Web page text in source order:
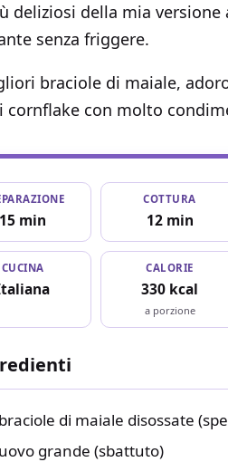
deliziosi della mia
senza friggere.
braciole di maiale,
cornflake con molto
15 min
COTTURA
12 min
CUCINA CALORIE
330 kcal
a porzione
di maiale disossate
grande (sbattuto)